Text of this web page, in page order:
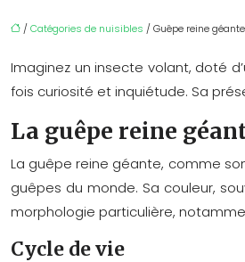
/Catégories de nuisibles / Guêpe reine
Imaginez un insecte volant, doté
fois curiosité et inquiétude. Sa
La guêpe reine
La guêpe reine géante, comme
guêpes du monde. Sa couleur,
morphologie particulière,
Cycle de vie